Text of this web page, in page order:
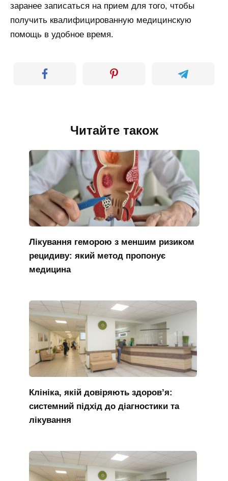
заранее записаться на прием для того, чтобы
получить квалифицированную медицинскую
помощь в удобное время.
Читайте також
Лікування геморою з меншим ризиком
рецидиву: який метод пропонує
медицина
Клініка, якій довіряють здоров’я:
системний підхід до діагностики та
лікування